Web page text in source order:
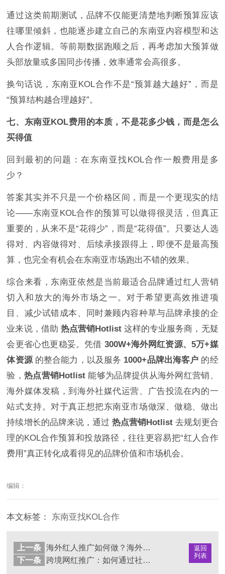
通过这类前期测试，品牌不仅能更清楚地判断预算应该
往哪里倾斜，也能逐步建立自己的东南亚内容模型和达
人合作逻辑。等前期数据跑顺之后，再考虑加大预算做
头部放量或多国同步传播，效率通常会高很多。
换句话说，东南亚KOL合作不是“预算越大越好”，而是
“预算结构越合理越好”。
七、东南亚KOL费用的本质，不是花多少钱，而是怎么
买得值
回到最初的问题：在东南亚找KOL合作一般费用是多
少？
答案其实并不只是一个价格区间，而是一个更现实的结
论——东南亚KOL合作的预算可以做得很灵活，但真正
重要的，从来不是“花得少”，而是“花得值”。只要达人选
得对、内容做得对、后续承接跟得上，即便不是最高预
算，也完全有机会在东南亚市场跑出不错的效果。
综合来看，东南亚依然是当前最适合品牌通过红人营销
切入和放大的海外市场之一。对于希望更高效推进项
目、减少试错成本、同时兼顾内容种草与品牌承接的企
业来说，借助 热点营销Hotlist 这样的专业服务商，无疑
会更省心也更稳妥。凭借 300W+海外网红资源、5万+媒
体资源的整合能力，以及服务 1000+品牌出海客户 的经
验，热点营销Hotlist 能够为品牌提供从海外网红营销、
海外媒体发稿，到海外社媒代运营、广告投流在内的一
站式支持。对于真正想把东南亚市场做深、做稳、做出
持续增长的品牌来说，通过热点营销Hotlist 去规划更合
理的KOL合作预算和投放路径，往往更容易把“红人合作
费用”真正转化成看得见的品牌价值和市场机会。
编辑：
本文标签： 东南亚找KOL合作
返回
列表
上一条
海外红人推广如何做？海外KOL营销值不值得做
下一条
跨境网红推广：如何通过社交媒体打破国界，实现全球营销